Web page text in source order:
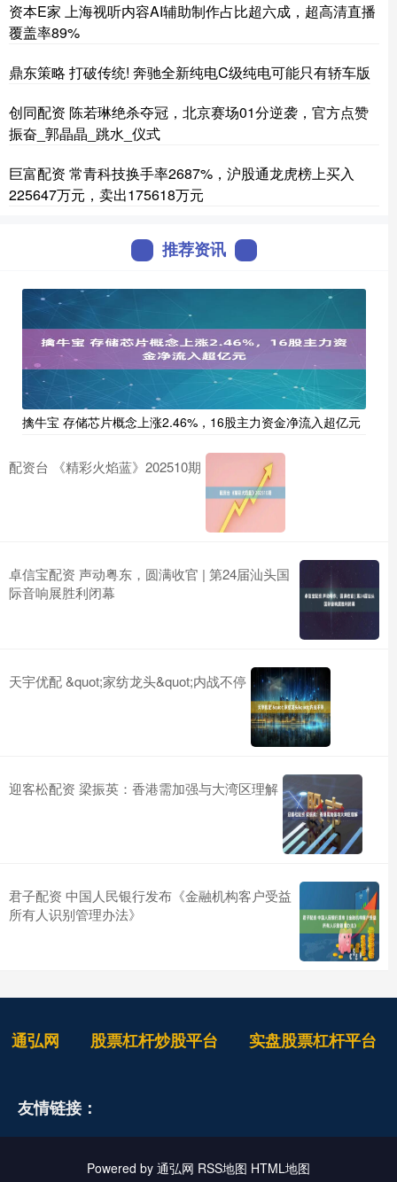
资本E家 上海视听内容AI辅助制作占比超六成，超高清直播
覆盖率89%
鼎东策略 打破传统! 奔驰全新纯电C级纯电可能只有轿车版
创同配资 陈若琳绝杀夺冠，北京赛场01分逆袭，官方点赞
振奋_郭晶晶_跳水_仪式
巨富配资 常青科技换手率2687%，沪股通龙虎榜上买入
225647万元，卖出175618万元
推荐资讯
擒牛宝 存储芯片概念上涨2.46%，16股主力资金净流入超亿元
配资台 《精彩火焰蓝》202510期
卓信宝配资 声动粤东，圆满收官 | 第24届汕头国
际音响展胜利闭幕
天宇优配 &quot;家纺龙头&quot;内战不停
迎客松配资 梁振英：香港需加强与大湾区理解
君子配资 中国人民银行发布《金融机构客户受益
所有人识别管理办法》
通弘网 股票杠杆炒股平台 实盘股票杠杆平台
友情链接：
Powered by 通弘网 RSS地图 HTML地图